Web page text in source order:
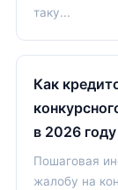
таку...
Как
в 2026 году
Пошаговая
жалобу на